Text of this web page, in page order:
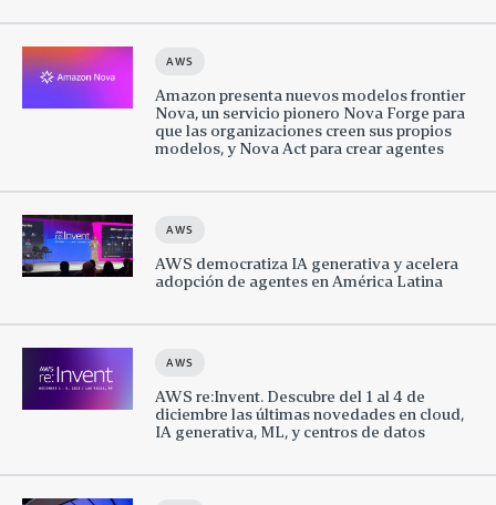
AWS
Amazon presenta nuevos modelos frontier
Nova, un servicio pionero Nova Forge para
que las organizaciones creen sus propios
modelos, y Nova Act para crear agentes
AWS
AWS democratiza IA generativa y acelera
adopción de agentes en América Latina
AWS
AWS re:Invent. Descubre del 1 al 4 de
diciembre las últimas novedades en cloud,
IA generativa, ML, y centros de datos